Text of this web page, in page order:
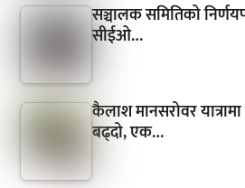
सञ्चालक समितिको
सीईओ…
कैलाश मानसरोवर
बढ्दो, एक…